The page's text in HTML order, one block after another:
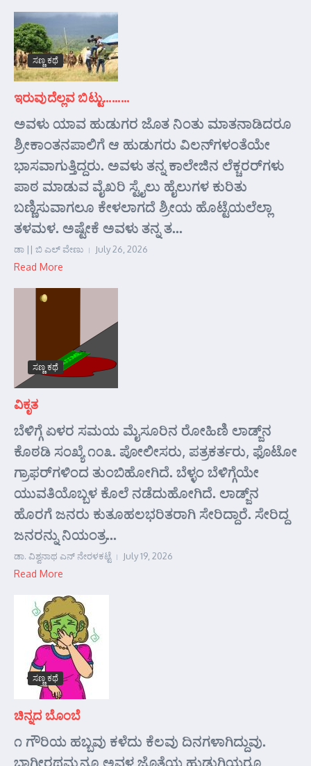
ಸಣ್ಣ ಕಥೆ
ಇರುವುದೆಲ್ಲವ ಬಿಟ್ಟು………
ಅವಳು ಯಾವ ಹುಡುಗರ ಜೊತ ನಿಂತು ಮಾತನಾಡಿದರೂ
ಶ್ರೀಕಾಂತನಪಾಲಿಗೆ ಆ ಹುಡುಗರು ವಿಲನ್‌ಗಳಂತೆಯೇ
ಭಾಸವಾಗುತ್ತಿದ್ದರು. ಅವಳು ತನ್ನ ಕಾಲೇಜಿನ ಲೆಕ್ಚರರ್‌ಗಳು
ಪಾಠ ಮಾಡುವ ವೈಖರಿ ಸ್ಟೈಲು ಹೈಲುಗಳ ಕುರಿತು
ಬಣ್ಣಿಸುವಾಗಲೂ ಕೇಳಲಾಗದೆ ಶ್ರೀಯ ಹೊಟ್ಟೆಯಲೆಲ್ಲಾ
ತಳಮಳ. ಅಷ್ಟೇಕೆ ಅವಳು ತನ್ನ ತ...
ಡಾ || ಬಿ ಎಲ್ ವೇಣು July 26, 2026
Read More
ಸಣ್ಣ ಕಥೆ
ವಿಕೃತ
ಬೆಳಿಗ್ಗೆ ಏಳರ ಸಮಯ ಮೈಸೂರಿನ ರೋಹಿಣಿ ಲಾಡ್ಜ್‌ನ
ಕೊಠಡಿ ಸಂಖ್ಯೆ ೧೦೩. ಪೋಲೀಸರು, ಪತ್ರಕರ್ತರು, ಫೊಟೋ
ಗ್ರಾಫರ್‌ಗಳಿಂದ ತುಂಬಿಹೋಗಿದೆ. ಬೆಳ್ಳಂ ಬೆಳಿಗ್ಗೆಯೇ
ಯುವತಿಯೊಬ್ಬಳ ಕೊಲೆ ನಡೆದುಹೋಗಿದೆ. ಲಾಡ್ಜ್‌ನ
ಹೊರಗೆ ಜನರು ಕುತೂಹಲಭರಿತರಾಗಿ ಸೇರಿದ್ದಾರೆ. ಸೇರಿದ್ದ
ಜನರನ್ನು ನಿಯಂತ್ರ...
ಡಾ. ವಿಶ್ವನಾಥ ಎನ್ ನೇರಳಕಟ್ಟೆ July 19, 2026
Read More
ಸಣ್ಣ ಕಥೆ
ಚಿನ್ನದ ಬೊಂಬೆ
೧ ಗೌರಿಯ ಹಬ್ಬವು ಕಳೆದು ಕೆಲವು ದಿನಗಳಾಗಿದ್ದುವು.
ಭಾಗೀರಥಮ್ಮನೂ ಅವಳ ಜೊತೆಯ ಹುಡುಗಿಯರೂ